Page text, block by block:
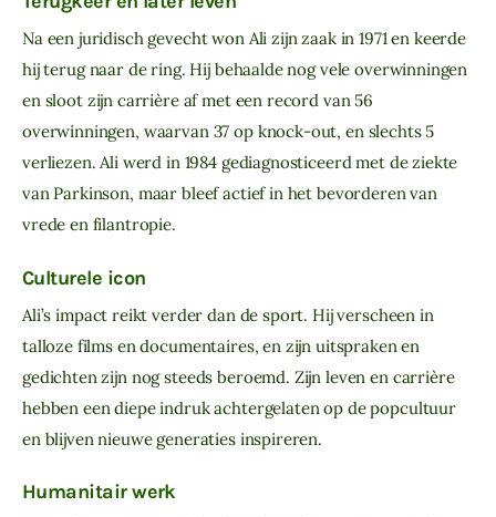
Na een juridisch gevecht won Ali zijn zaak in 1971 en keerde
hij terug naar de ring. Hij behaalde nog vele overwinningen
en sloot zijn carrière af met een record van 56
overwinningen, waarvan 37 op knock-out, en slechts 5
verliezen. Ali werd in 1984 gediagnosticeerd met de ziekte
van Parkinson, maar bleef actief in het bevorderen van
vrede en filantropie.
Culturele icon
Ali’s impact reikt verder dan de sport. Hij verscheen in
talloze films en documentaires, en zijn uitspraken en
gedichten zijn nog steeds beroemd. Zijn leven en carrière
hebben een diepe indruk achtergelaten op de popcultuur
en blijven nieuwe generaties inspireren.
Humanitair werk